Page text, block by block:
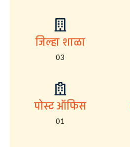
जिल्हा शाळा
03
पोस्ट ऑफिस
01